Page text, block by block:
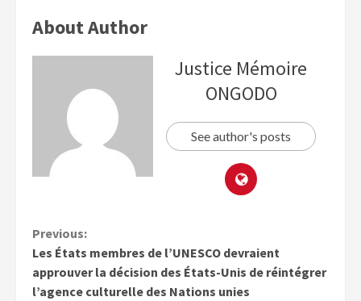
About Author
Justice Mémoire
ONGODO
See author's posts
Previous:
Les États membres de l’UNESCO devraient
approuver la décision des États-Unis de réintégrer
l’agence culturelle des Nations unies